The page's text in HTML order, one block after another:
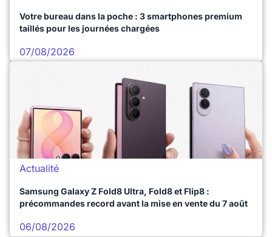
Votre bureau dans la poche : 3 smartphones premium
taillés pour les journées chargées
07/08/2026
Actualité
Samsung Galaxy Z Fold8 Ultra, Fold8 et Flip8 :
précommandes record avant la mise en vente du 7 août
06/08/2026